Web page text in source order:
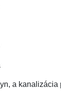
a kanalizácia